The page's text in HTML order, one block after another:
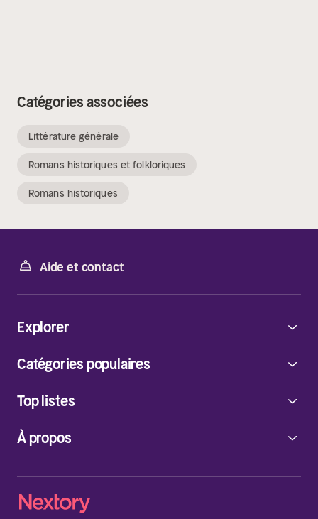
Catégories associées
Littérature générale
Romans historiques et folkloriques
Romans historiques
Aide et contact
À propos
Explorer
Catégories populaires
Top listes